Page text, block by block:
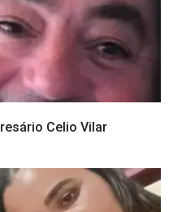
Celio Vilar